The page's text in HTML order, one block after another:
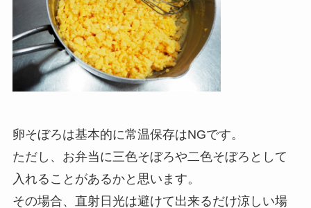
卵そぼろは基本的に常温保存はNGです。
ただし、お弁当に三色そぼろや二色そぼろとして
入れることがあるかと思います。
その場合、直射日光は避けて出来るだけ涼しい場